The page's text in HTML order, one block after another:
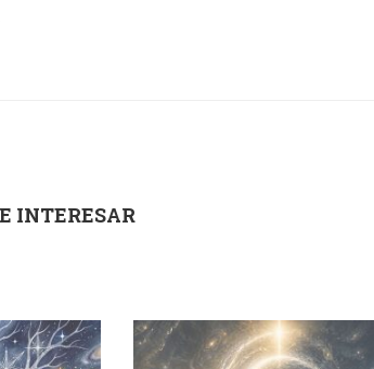
INTERESAR